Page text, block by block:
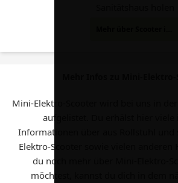
Mini-Elektro-Scooter wird bei uns in
aufgelistet. Du erhälst hier viele
Informationen über aus Rollstuhl und
Elektro-Scooter sowie vielen anderen
du noch mehr über Mini-Elektro-
möchtest, kannst du dich in dem